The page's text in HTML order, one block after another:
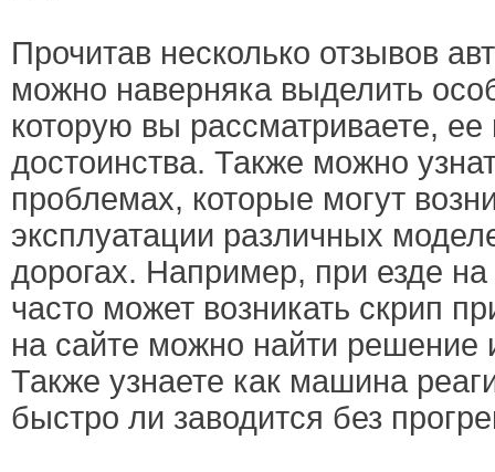
Прочитав несколько отзывов
можно наверняка выделить
которую вы рассматриваете, ее
достоинства. Также можно
проблемах, которые могут
эксплуатации различных
дорогах. Например, при езде на
часто может возникать скрип
на сайте можно найти решение
Также узнаете как машина
быстро ли заводится без